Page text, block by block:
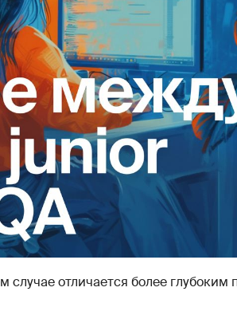
случае отличается более